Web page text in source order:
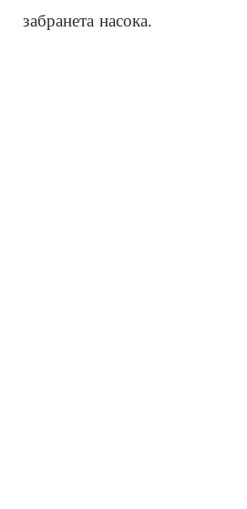
забранета насока.